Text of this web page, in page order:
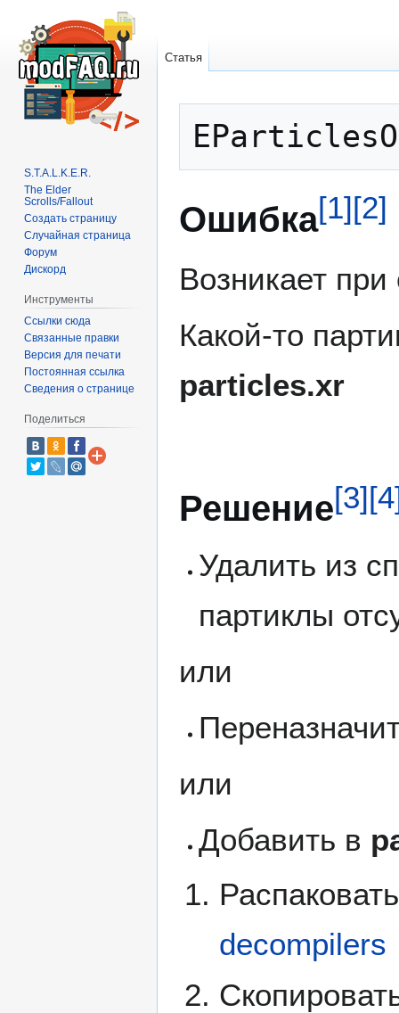
навигации
поиску
Ошибка[1][2]
Возникает
Какой-то
particles.x r
Решение[3][4
Удалить из
партиклы
или
или
Добавить в
decompilers
Статья
S.T.A.L.K.E.R.
The Elder
Scrolls/Fallout
Создать страницу
Случайная страница
Форум
Дискорд
Инструменты
Ссылки сюда
Связанные правки
Версия для печати
Постоянная ссылка
Сведения о странице
Поделиться